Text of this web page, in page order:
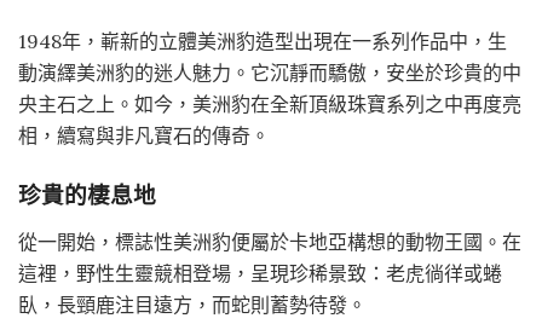
1948年，嶄新的立體美洲豹造型出現在一系列作品中，生
動演繹美洲豹的迷人魅力。它沉靜而驕傲，安坐於珍貴的中
央主石之上。如今，美洲豹在全新頂級珠寶系列之中再度亮
相，續寫與非凡寶石的傳奇。
珍貴的棲息地
從一開始，標誌性美洲豹便屬於卡地亞構想的動物王國。在
這裡，野性生靈競相登場，呈現珍稀景致：老虎徜徉或蜷
臥，長頸鹿注目遠方，而蛇則蓄勢待發。